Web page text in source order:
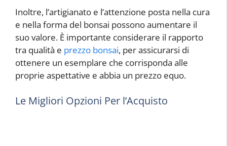
Inoltre, l’artigianato e l’attenzione posta nella cura
e nella forma del bonsai possono aumentare il
suo valore. È importante considerare il rapporto
tra qualità e prezzo bonsai, per assicurarsi di
ottenere un esemplare che corrisponda alle
proprie aspettative e abbia un prezzo equo.
Le Migliori Opzioni Per l’Acquisto